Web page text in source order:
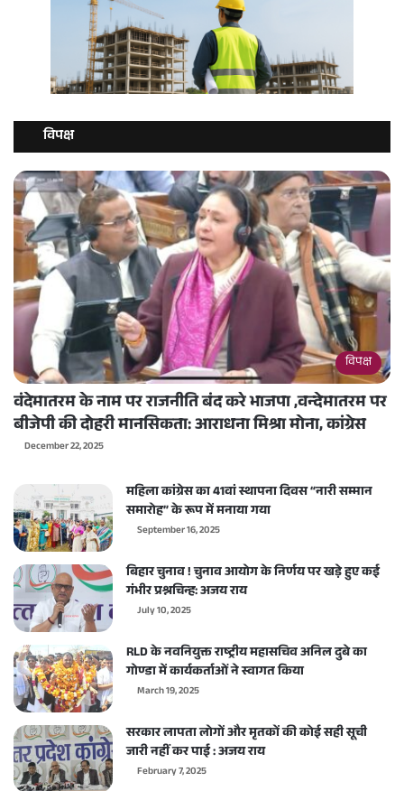
विपक्ष
विपक्ष
वंदेमातरम के नाम पर राजनीति बंद करे भाजपा ,वन्देमातरम पर
बीजेपी की दोहरी मानसिकता: आराधना मिश्रा मोना, कांग्रेस
December 22, 2025
महिला कांग्रेस का 41वां स्थापना दिवस “नारी सम्मान
समारोह” के रूप में मनाया गया
September 16, 2025
बिहार चुनाव ! चुनाव आयोग के निर्णय पर खड़े हुए कई
गंभीर प्रश्नचिन्ह: अजय राय
July 10, 2025
RLD के नवनियुक्त राष्ट्रीय महासचिव अनिल दुबे का
गोण्डा में कार्यकर्ताओं ने स्वागत किया
March 19, 2025
सरकार लापता लोगों और मृतकों की कोई सही सूची
जारी नहीं कर पाई : अजय राय
February 7, 2025